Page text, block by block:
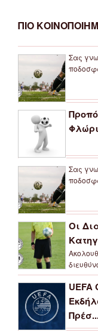
ΠΙΟ
Σας
Σας
Οι
UEFA